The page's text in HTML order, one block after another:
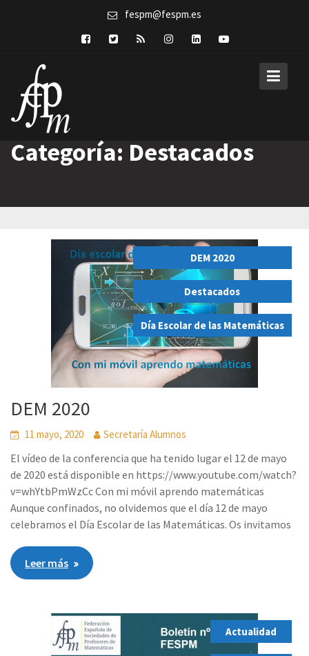
fespm@fespm.es
Categoría: Destacados
DEM 2020
,
Destacados
,
Día Escolar de las Matemáticas
DEM 2020
11 mayo, 2020 Secretaría Alumnos
El vídeo de la conferencia que ha tenido lugar el 12 de mayo
de 2020 está disponible en https://www.youtube.com/watch?
v=whYtbPmWzCc Con mi móvil aprendo matemáticas
Aunque confinados, no olvidemos que el día 12 de mayo
celebramos el Día Escolar de las Matemáticas. Os invitamos
Leer más
Actualidad
,